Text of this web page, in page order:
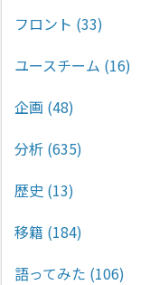
フロント (33)
ユースチーム (16)
企画 (48)
分析 (635)
歴史 (13)
移籍 (184)
語ってみた (106)